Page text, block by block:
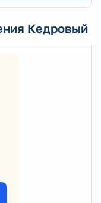
Кедровый